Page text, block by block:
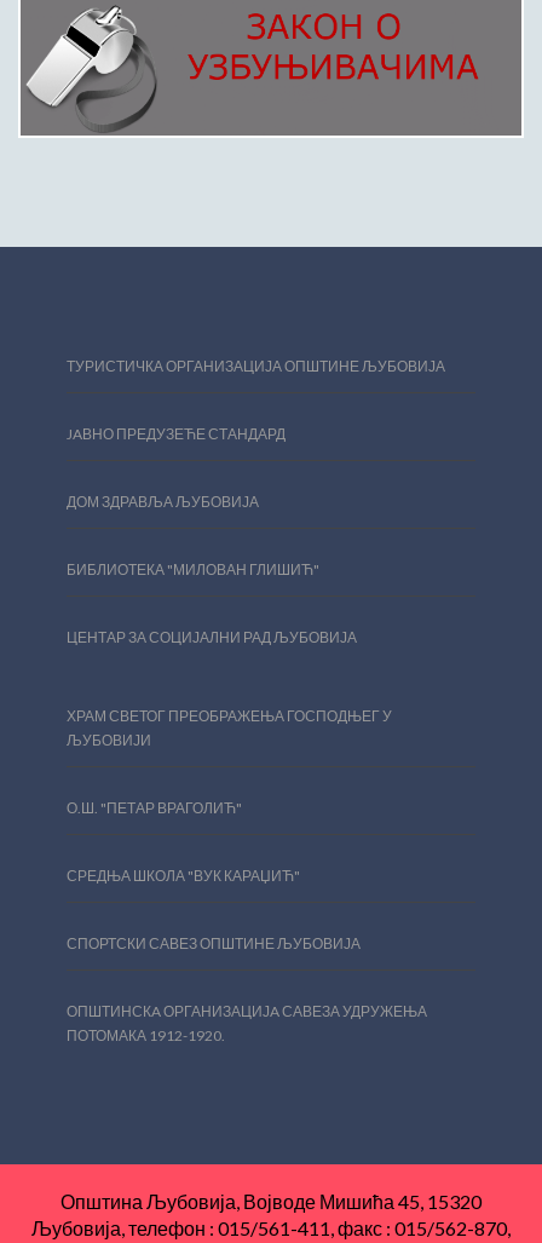
ТУРИСТИЧКА ОРГАНИЗАЦИЈА ОПШТИНЕ ЉУБОВИЈА
JAВНО ПРЕДУЗЕЋЕ СТАНДАРД
ДОМ ЗДРАВЉА ЉУБОВИЈА
БИБЛИОТЕКА "МИЛОВАН ГЛИШИЋ"
ЦЕНТАР ЗА СОЦИЈАЛНИ РАД ЉУБОВИЈА
ХРАМ СВЕТОГ ПРЕОБРАЖЕЊА ГОСПОДЊЕГ У
ЉУБОВИЈИ
О.Ш. "ПЕТАР ВРАГОЛИЋ"
СРЕДЊА ШКОЛА "ВУК КАРАЏИЋ"
СПОРТСКИ САВЕЗ ОПШТИНЕ ЉУБОВИЈА
ОПШТИНСКA ОРГАНИЗАЦИЈA САВЕЗА УДРУЖЕЊА
ПОТОМАКА 1912-1920.
Општина Љубовија, Војводе Мишића 45, 15320
Љубовија, телефон : 015/561-411, факс : 015/562-870,